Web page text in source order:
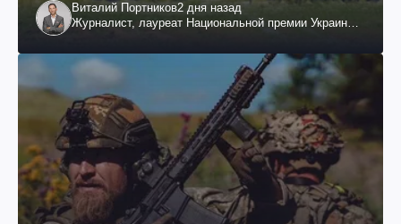
Виталий Портников2 дня назад
Журналист, лауреат Национальной премии Украины